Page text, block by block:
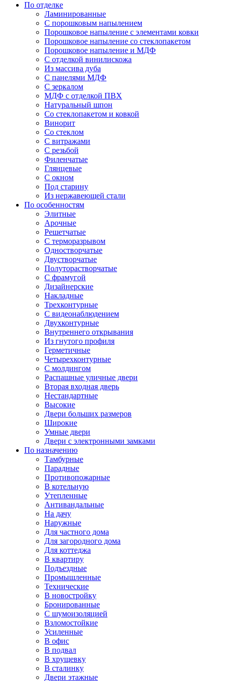
По отделке
Ламинированные
С порошковым напылением
Порошковое напыление с элементами ковки
Порошковое напыление со стеклопакетом
Порошковое напыление и МДФ
С отделкой винилискожа
Из массива дуба
С панелями МДФ
С зеркалом
МДФ с отделкой ПВХ
Натуральный шпон
Со стеклопакетом и ковкой
Винорит
Со стеклом
С витражами
С резьбой
Филенчатые
Глянцевые
С окном
Под старину
Из нержавеющей стали
По особенностям
Элитные
Арочные
Решетчатые
С терморазрывом
Одностворчатые
Двустворчатые
Полуторастворчатые
С фрамугой
Дизайнерские
Накладные
Трехконтурные
С видеонаблюдением
Двухконтурные
Внутреннего открывания
Из гнутого профиля
Герметичные
Четырехконтурные
С молдингом
Распашные уличные двери
Вторая входная дверь
Нестандартные
Высокие
Двери больших размеров
Широкие
Умные двери
Двери с электронными замками
По назначению
Тамбурные
Парадные
Противопожарные
В котельную
Утепленные
Антивандальные
На дачу
Наружные
Для частного дома
Для загородного дома
Для коттеджа
В квартиру
Подъездные
Промышленные
Технические
В новостройку
Бронированные
С шумоизоляцией
Взломостойкие
Усиленные
В офис
В подвал
В хрущевку
В сталинку
Двери этажные